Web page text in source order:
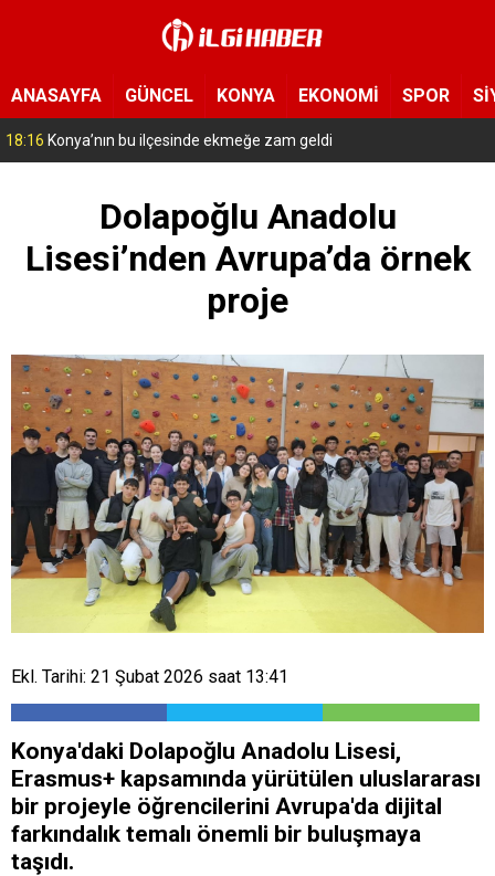
ANASAYFA GÜNCEL KONYA EKONOMİ SPOR
17:14 Konya’da bu tarlaya giren eli boş çıkmıyor! Hayrat olarak herkese açıldı
Dolapoğlu Anadolu
Lisesi’nden Avrupa’da örnek
proje
Ekl. Tarihi: 21 Şubat 2026 saat 13:41
Konya'daki Dolapoğlu Anadolu Lisesi,
Erasmus+ kapsamında yürütülen uluslararası
bir projeyle öğrencilerini Avrupa'da dijital
farkındalık temalı önemli bir buluşmaya
taşıdı.